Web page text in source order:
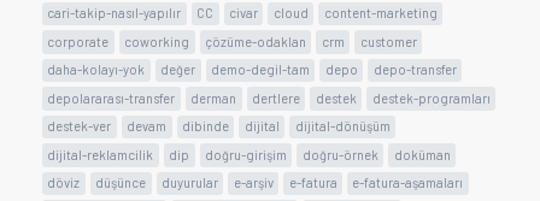
cari-takip-nasıl-yapılır
CC civar cloud
content-marketing
corporate
coworking çözüme-odaklan crm
customer
daha-kolayı-yok
değer demo-degil-tam depo
depo-transfer
depolararası-transfer
derman dertlere destek
destek-programları
destek-ver
devam dibinde dijital
dijital-dönüşüm
dijital-reklamcilik
dip doğru-girişim doğru-örnek
doküman
döviz
düşünce duyurular e-arşiv e-fatura
e-fatura-aşamaları